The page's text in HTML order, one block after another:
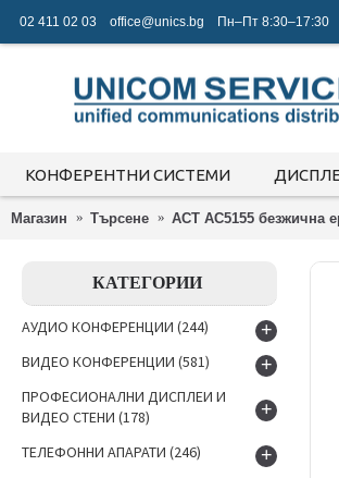
02 411 02 03 office@unics.bg Пн–Пт 8:30–17:30
КОНФЕРЕНТНИ СИСТЕМИ
Магазин Търсене ACT AC5155 безжична
КАТЕГОРИИ
АУДИО КОНФЕРЕНЦИИ (244) +
ВИДЕО КОНФЕРЕНЦИИ (581) +
ПРОФЕСИОНАЛНИ ДИСПЛЕИ И
ВИДЕО СТЕНИ (178) +
ТЕЛЕФОННИ АПАРАТИ (246) +